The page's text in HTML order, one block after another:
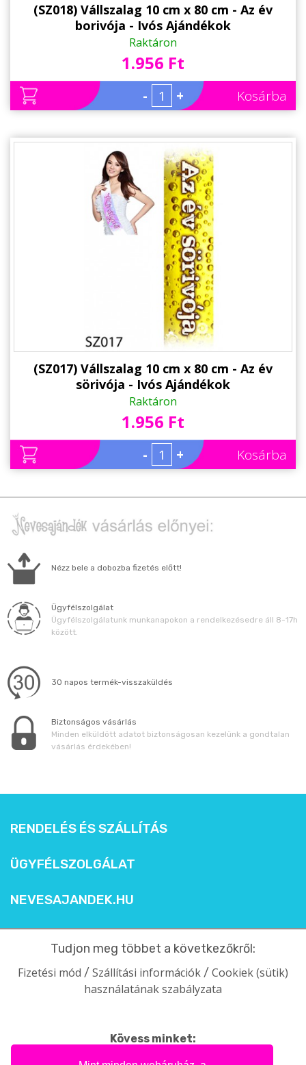
(SZ018) Vállszalag 10 cm x 80 cm - Az év
borivója - Ivós Ajándékok
Raktáron
1.956 Ft
- + Kosárba
(SZ017) Vállszalag 10 cm x 80 cm - Az év
sörivója - Ivós Ajándékok
Raktáron
1.956 Ft
- + Kosárba
Nézz bele a dobozba fizetés előtt!
Ügyfélszolgálat
Ügyfélszolgálatunk munkanapokon a rendelkezésedre áll 8-17h
között.
30 napos termék-visszaküldés
Biztonságos vásárlás
Minden elküldött adatot biztonságosan kezelünk a gondtalan
vásárlás érdekében!
RENDELÉS ÉS SZÁLLÍTÁS
ÜGYFÉLSZOLGÁLAT
NEVESAJANDEK.HU
Tudjon meg többet a következőkről:
Fizetési mód / Szállítási információk / Cookiek (sütik)
használatának szabályzata
Kövess minket: